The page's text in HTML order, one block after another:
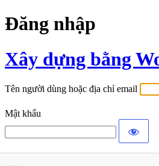
Đăng nhập
Xây dựng bằng
Tên người dùng hoặc địa chỉ email
Mật khẩu